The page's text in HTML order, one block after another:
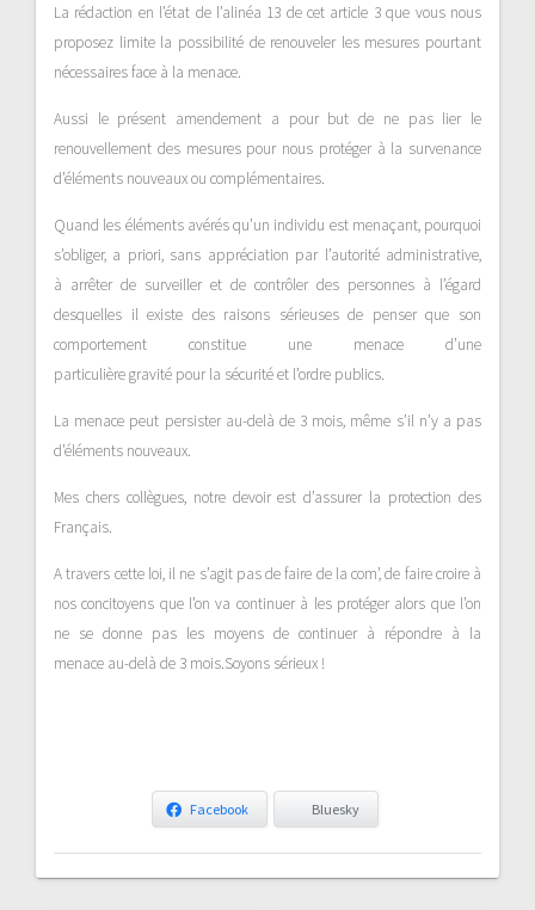
La rédaction en l’état de l’alinéa 13 de cet article 3 que vous nous
proposez limitela possibilité de renouveler les mesures pourtant
nécessairesface à la menace.
Aussi le présent amendement a pour but de ne pas lier le
renouvellement des mesures pour nous protéger à la survenance
d’éléments nouveaux ou complémentaires.
Quand les éléments avérésqu’un individu est menaçant, pourquoi
s’obliger, a priori, sans appréciation par l’autorité administrative,
à arrêter de surveiller et de contrôler des personnes à l’égard
desquelles il existe des raisons sérieusesde penser que son
comportement constitue une menace d’une
particulièregravité pour la sécurité et l’ordre publics.
La menace peut persister au-delà de 3 mois, même s’il n’y a pas
d’éléments nouveaux.
Mes chers collègues, notre devoir est d’assurer la protection des
Français.
A travers cette loi, il ne s’agit pas de faire de la com’, de faire croire à
nos concitoyens que l’on va continuer à les protéger alors que l’on
ne se donne pas les moyens de continuer à répondre à la
menace au-delà de 3 mois.Soyons sérieux !
Facebook Bluesky